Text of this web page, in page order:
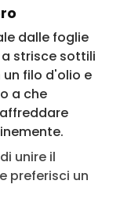
dalle foglie
strisce sottili
filo d'olio e
a che
unire il
preferisci un